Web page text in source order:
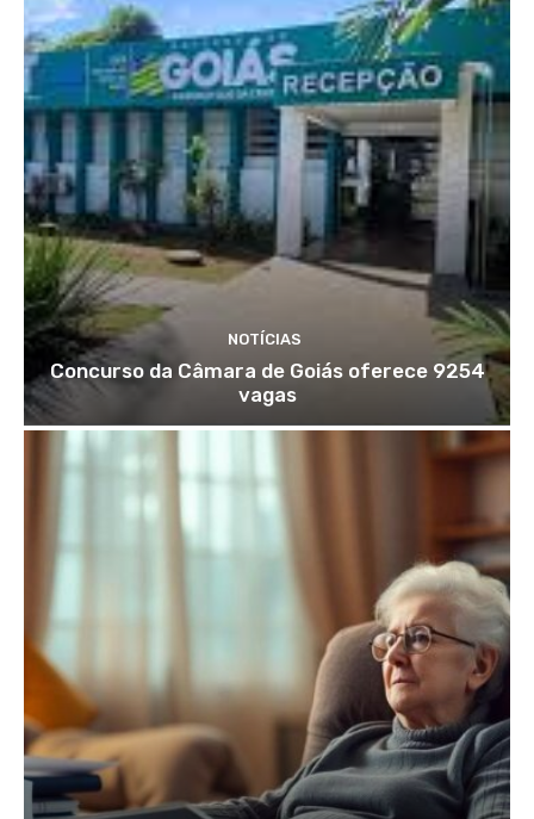
NOTÍCIAS
Concurso da Câmara de Goiás oferece 9254
vagas